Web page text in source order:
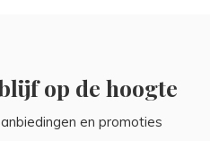
op de hoogte
en promoties